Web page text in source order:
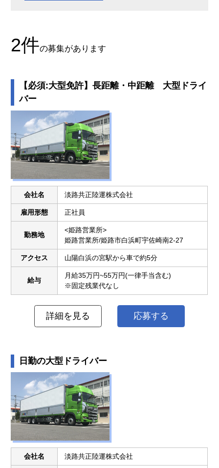
2件の募集があります
【必須:大型免許】長距離・中距離 大型ドライ
バー
会社名 淡路共正陸運株式会社
雇用形態 正社員
勤務地
<姫路営業所>
姫路営業所/姫路市白浜町宇佐崎南2-27
アクセス 山陽白浜の宮駅から車で約5分
給与
月給35万円~55万円(一律手当含む)
※固定残業代なし
詳細を見る 応募する
日勤の大型ドライバー
会社名 淡路共正陸運株式会社